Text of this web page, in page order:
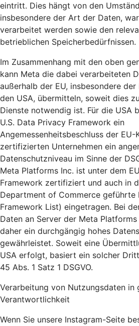
eintritt. Dies hängt von den
insbesondere der Art der Daten,
verarbeitet werden sowie den
betrieblichen Speicherbedürfnissen.
Im Zusammenhang mit den oben
kann Meta die dabei verarbeiteten
außerhalb der EU, insbesondere
den USA, übermitteln, soweit dies
Dienste notwendig ist. Für die USA
U.S. Data Privacy Framework ein
Angemessenheitsbeschluss der EU-
zertifizierten Unternehmen ein
Datenschutzniveau im Sinne der
Meta Platforms Inc. ist unter dem
Framework zertifiziert und auch in
Department of Commerce geführte
Framework List) eingetragen. Bei
Daten an Server der Meta
daher ein durchgängig hohes
gewährleistet. Soweit eine
USA erfolgt, basiert ein solcher
45 Abs. 1 Satz 1 DSGVO.
Verarbeitung von Nutzungsdaten in
Verantwortlichkeit
Wenn Sie unsere Instagram-Seite